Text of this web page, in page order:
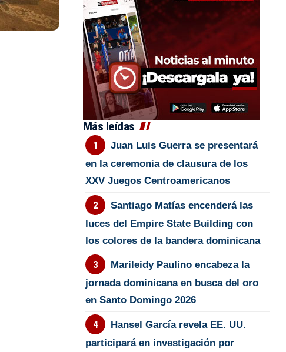
Más leídas
Juan Luis Guerra se presentará
en la ceremonia de clausura de los
XXV Juegos Centroamericanos
Santiago Matías encenderá las
luces del Empire State Building con
los colores de la bandera dominicana
Marileidy Paulino encabeza la
jornada dominicana en busca del oro
en Santo Domingo 2026
Hansel García revela EE. UU.
participará en investigación por